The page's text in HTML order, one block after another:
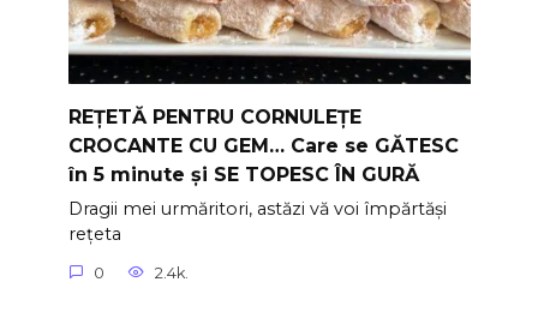
REȚETĂ PENTRU CORNULEȚE
CROCANTE CU GEM… Care se GĂTESC
în 5 minute și SE TOPESC ÎN GURĂ
Dragii mei urmăritori, astăzi vă voi împărtăși
rețeta
0 2.4k.